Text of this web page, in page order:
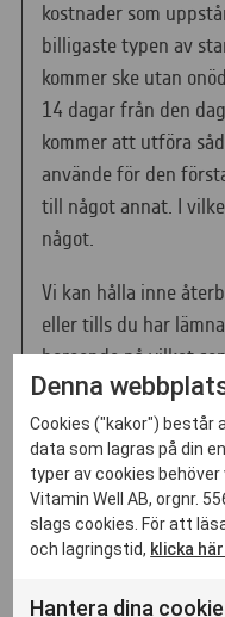
kostnader som
billigaste typen av
kommer ske utan
14 dagar från den
kommer att utföra
använde för den
till något annat. I
något.
Vi kan hålla inne
eller tills du har
beroende på vilket
Du ska skicka
dröjsmål och under
meddelade oss om
ha iakttagits om du
löpt ut. Du kommer
är ansvarig endast
de hanterats på
Denna
Cookies ("kakor") består
data som lagras på din
typer av cookies
Vitamin Well AB, orgnr.
slags cookies. För att
och lagringstid, klicka
Hantera dina